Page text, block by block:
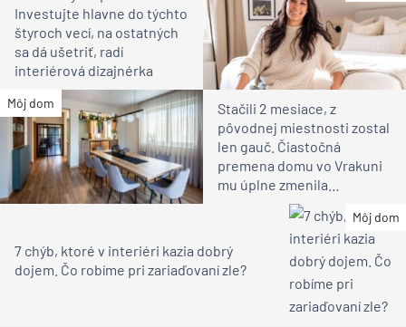
Investujte hlavne do týchto
štyroch vecí, na ostatných
sa dá ušetriť, radí
interiérová dizajnérka
Môj dom
Stačili 2 mesiace, z
pôvodnej miestnosti zostal
len gauč. Čiastočná
premena domu vo Vrakuni
mu úplne zmenila
atmosféru (video)
Môj dom
7 chýb, ktoré v interiéri kazia dobrý
dojem. Čo robíme pri zariaďovaní zle?